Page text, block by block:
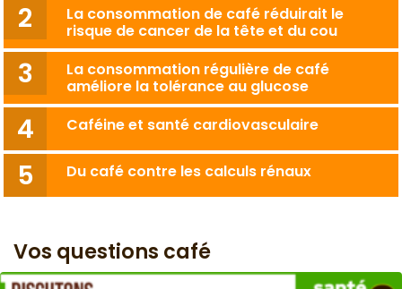
La consommation de café réduirait le
risque de cancer de la tête et du cou
La consommation régulière de café
améliore la tolérance au glucose
Caféine et santé cardiovasculaire
Du café contre les calculs rénaux
Vos questions café